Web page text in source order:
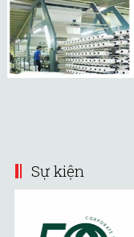
Sự kiện